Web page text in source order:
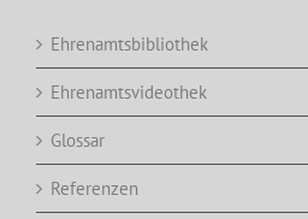
Ehrenamtsbibliothek
Ehrenamtsvideothek
Glossar
Referenzen